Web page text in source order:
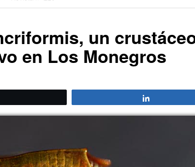
un
en Los Monegros